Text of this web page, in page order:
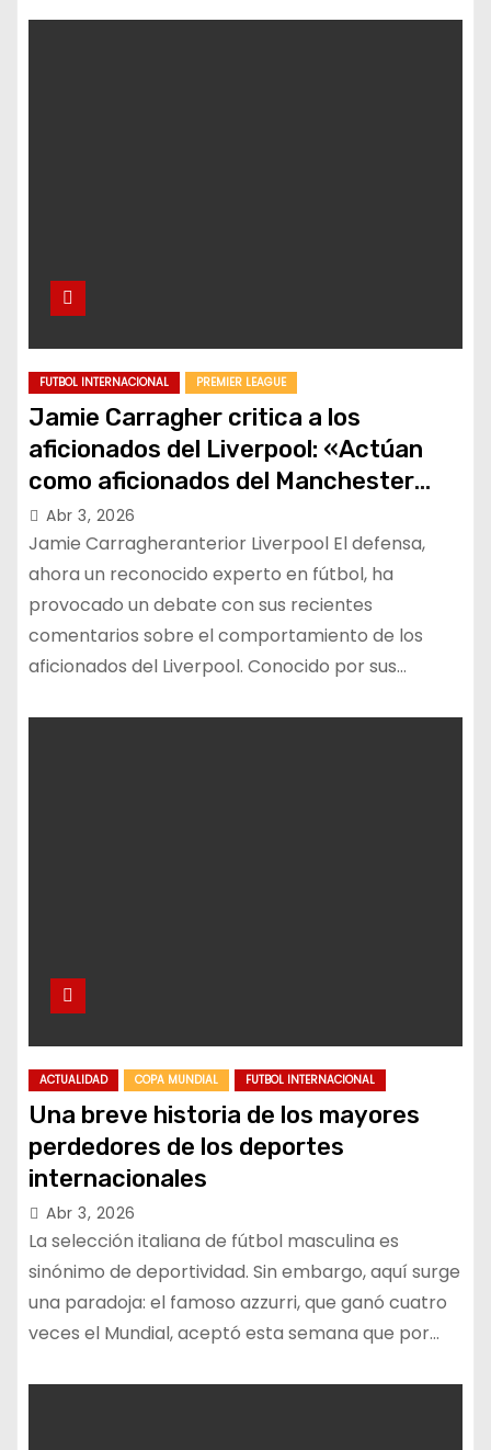
FUTBOL INTERNACIONAL PREMIER LEAGUE
Jamie Carragher critica a los
aficionados del Liverpool: «Actúan
como aficionados del Manchester
United»
Abr 3, 2026
Jamie Carragheranterior Liverpool El defensa,
ahora un reconocido experto en fútbol, ​​ha
provocado un debate con sus recientes
comentarios sobre el comportamiento de los
aficionados del Liverpool. Conocido por sus…
ACTUALIDAD COPA MUNDIAL FUTBOL INTERNACIONAL
Una breve historia de los mayores
perdedores de los deportes
internacionales
Abr 3, 2026
La selección italiana de fútbol masculina es
sinónimo de deportividad. Sin embargo, aquí surge
una paradoja: el famoso azzurri, que ganó cuatro
veces el Mundial, aceptó esta semana que por…